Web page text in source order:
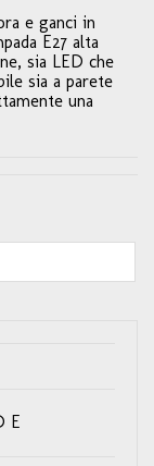
e ganci in
E27 alta
sia LED che
sia a parete
una
E